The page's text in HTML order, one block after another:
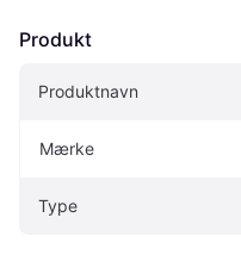
Produkt
Produktnavn
Mærke
Type